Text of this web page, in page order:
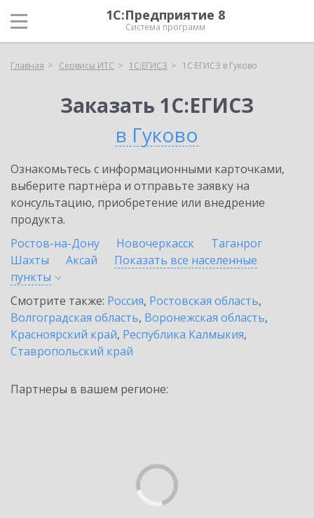
1С:Предприятие 8
Система программ
Главная Сервисы ИТС 1С:ЕГИСЗ 1С:ЕГИСЗ в Гуково
Заказать 1С:ЕГИСЗ
в Гуково
Ознакомьтесь с информационными карточками,
выберите партнёра и отправьте заявку на
консультацию, приобретение или внедрение
продукта.
Ростов-на-Дону
Новочеркасск
Таганрог
Шахты
Аксай
Показать все населенные
пункты
Смотрите также: Россия, Ростовская область,
Волгоградская область, Воронежская область,
Красноярский край, Республика Калмыкия,
Ставропольский край
Партнеры в вашем регионе: